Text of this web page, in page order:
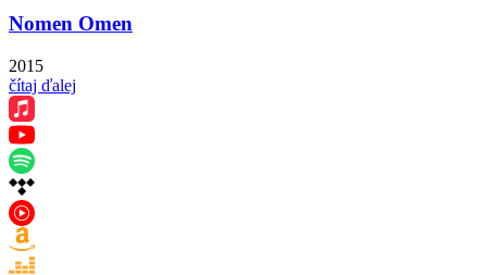
Nomen Omen
2015
čítaj ďalej